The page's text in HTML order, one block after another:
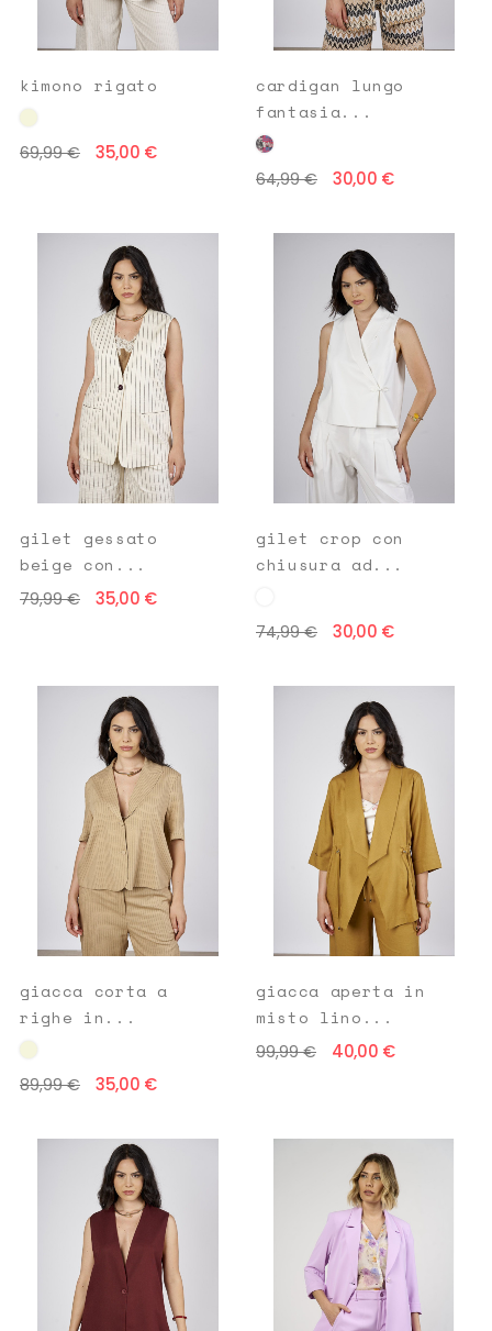
kimono rigato
69,99 € 35,00 €
cardigan lungo
fantasia...
64,99 € 30,00 €
gilet gessato
beige con...
79,99 € 35,00 €
gilet crop con
chiusura ad...
74,99 € 30,00 €
giacca corta a
righe in...
89,99 € 35,00 €
giacca aperta in
misto lino...
99,99 € 40,00 €